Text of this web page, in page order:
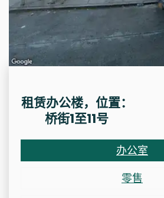
租赁办公楼，位置：
桥街1至11号
办公室
零售